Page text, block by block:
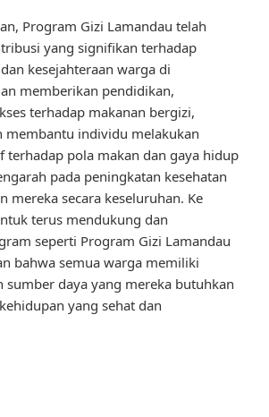
Program Gizi Lamandau telah
yang signifikan terhadap
kesejahteraan warga di
memberikan pendidikan,
terhadap makanan bergizi,
membantu individu melakukan
terhadap pola makan dan gaya hidup
pada peningkatan kesehatan
mereka secara keseluruhan. Ke
terus mendukung dan
seperti Program Gizi Lamandau
bahwa semua warga memiliki
sumber daya yang mereka butuhkan
yang sehat dan